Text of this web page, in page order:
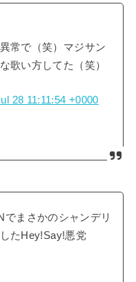
常で（笑）マジサン
歌い方してた（笑）
28 11:11:54 +0000
でまさかのシャンデリ
たHey!Say!悪党